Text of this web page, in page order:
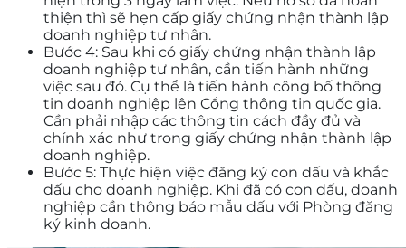
thiện thì sẽ hẹn cấp giấy chứng nhận thành lập
doanh nghiệp tư nhân.
Bước 4: Sau khi có giấy chứng nhận thành lập
doanh nghiệp tư nhân, cần tiến hành những
việc sau đó. Cụ thể là tiến hành công bố thông
tin doanh nghiệp lên Cổng thông tin quốc gia.
Cần phải nhập các thông tin cách đầy đủ và
chính xác như trong giấy chứng nhận thành lập
doanh nghiệp.
Bước 5: Thực hiện việc đăng ký con dấu và khắc
dấu cho doanh nghiệp. Khi đã có con dấu, doanh
nghiệp cần thông báo mẫu dấu với Phòng đăng
ký kinh doanh.